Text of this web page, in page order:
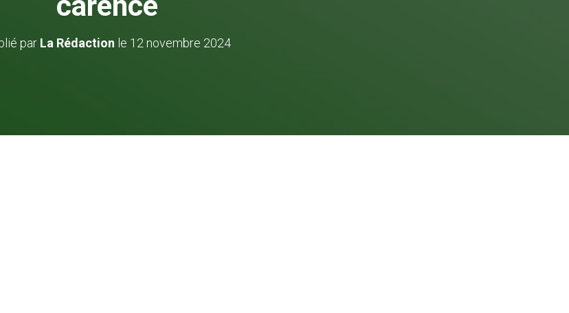
par La Rédaction le 12 novembre 2024